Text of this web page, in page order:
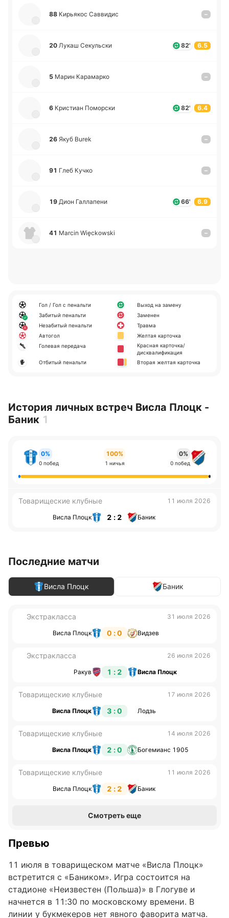
88 Ки­рья­кос Са­вви­дис –
20 Лукаш Се­ку­льски 82' 6.5
5 Марин Ка­ра­ма­рко –
6 Кри­стиан По­мо­рски 82' 6.4
26 Якуб Burek –
91 Глеб Кучко –
19 Дион Га­лла­пе­ни 66' 6.9
41 Marcin Więckowski –
Гол / Гол с пенальти
Забитый пенальти
Незабитый пенальти
Автогол
Голевая передача
Отбитый пенальти
Выход на замену
Заменен
Травма
Желтая карточка
Красная карточка/
дисквалификация
Вторая желтая карточка
История личных встреч Висла Плоцк -
Баник 1
0%
0 побед
100%
1 ничья
0%
0 побед
Товарищеские клубные 11 июля 2026
Висла Плоцк 2 : 2 Баник
Последние матчи
Висла Плоцк Баник
Экстракласса 31 июля 2026
Висла Плоцк 0 : 0 Видзев
Экстракласса 26 июля 2026
Ракув 1 : 2 Висла Плоцк
Товарищеские клубные 17 июля 2026
Висла Плоцк 3 : 0 Лодзь
Товарищеские клубные 14 июля 2026
Висла Плоцк 2 : 0 Богемианс 1905
Товарищеские клубные 11 июля 2026
Висла Плоцк 2 : 2 Баник
Смотреть еще
Превью
11 июля в товарищеском матче «Висла Плоцк»
встретится с «Баником». Игра состоится на
стадионе «Неизвестен (Польша)» в Глогуве и
начнется в 11:30 по московскому времени. В
линии у букмекеров нет явного фаворита матча.